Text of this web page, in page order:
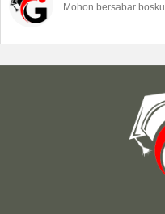
Mohon bersabar